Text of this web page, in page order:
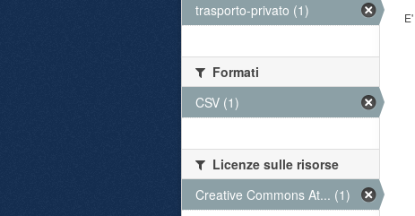
trasporto-privato (1)
Formati
CSV (1)
Licenze sulle risorse
Creative Commons At... (1)